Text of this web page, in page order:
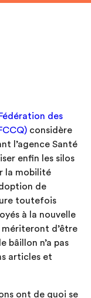
Fédération des
considère
l’agence Santé
enfin les silos
la mobilité
de
toutefois
à la nouvelle
d’être
bâillon n’a pas
articles et
ont de quoi se